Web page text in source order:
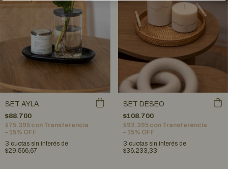
SET AYLA
$88.700
$75.395 con Transferencia
– 15% OFF
3 cuotas sin interés de
$29.566,67
SET DESEO
$108.700
$92.395 con Transferencia
– 15% OFF
3 cuotas sin interés de
$36.233,33